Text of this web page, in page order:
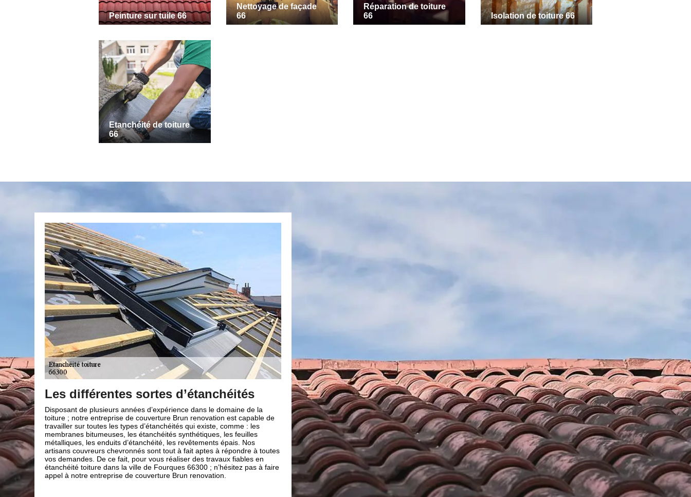
Peinture sur tuile 66
Nettoyage de façade
66
Réparation de toiture
66
Isolation de toiture 66
Etanchéité de toiture
66
de la
de
: les
Nos
à toutes
en
pas à faire
Optez pour une étanchéité à membrane
synthétique
Faites appel à l’entreprise Brun renovation pour la réalisation de
l’étanchéité à membrane synthétique de votre toiture terrasse dans la
ville de Fourques 66300. Nous vous proposons nos services de pose
des membranes synthétiques, tels que le PVC ou le zinc pour rendre
votre toiture plate comme et bien plus étanche. Vos avantages en optant
pour cette technique d’étanchéité est que le matériau est légère,
esthétique et perméable à la vapeur d’eau. Cela favorise également
l’isolation de la toiture. Nos artisans couvreurs 66 réaliseront les travaux
Tout pour l’étanchéité de toit avec Brun
renovation
Notre entreprise de couverture est qualifiée pour réaliser des travaux
d’étanchéité de toit à Fourques, ceci pour préserver la qualité de votre
toiture et pour qu’il puisse durer dans le temps. Cette étanchéité
garantie la durabilité de vos matériaux de couverture et notamment la
performance de vos tuiles. Pour s’assurer que votre toiture ait une
étanchéité optimale, nous appliquerons des couches de matériaux ou de
produits qui empêcheront les eaux de s’infiltrer sur votre toit. Nos
artisans couvreurs 66 connaissent parfaitement les méthodes adaptées
à chaque type de toiture, il vous suffit de faire confiance en leurs
Les différentes sortes
Disposant de plusieurs années d’expérience dans
toiture ; notre entreprise de couverture Brun
travailler sur toutes les types d’étanchéités qui
membranes bitumeuses, les étanchéités
métalliques, les enduits d’étanchéité, les
artisans couvreurs chevronnés sont tout à fait aptes
vos demandes. De ce fait, pour vous réaliser des
étanchéité toiture dans la ville de Fourques 66300 ;
appel à notre entreprise de couverture Brun